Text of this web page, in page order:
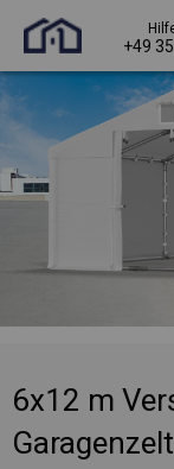
+49
6x12 m
Garagenzelt